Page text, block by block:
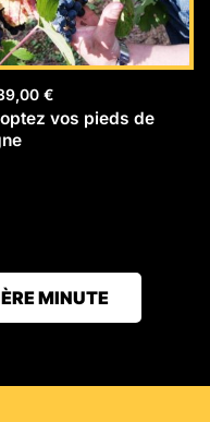
€
vos pieds de
MINUTE